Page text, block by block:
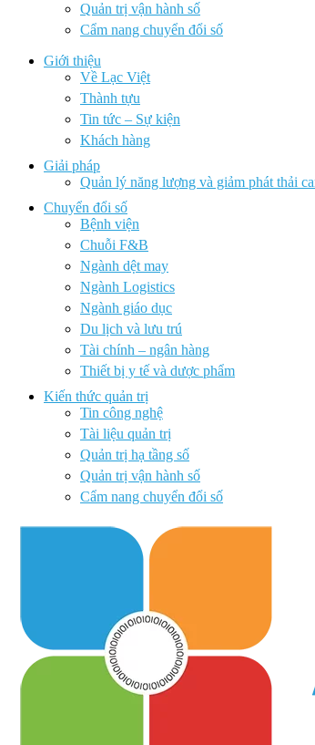
Quản trị vận hành số
Cẩm nang chuyển đổi số
Giới thiệu
Về Lạc Việt
Thành tựu
Tin tức – Sự kiện
Khách hàng
Giải pháp
Quản lý năng lượng và giảm phát thải
Chuyển đổi số
Bệnh viện
Chuỗi F&B
Ngành dệt may
Ngành Logistics
Ngành giáo dục
Du lịch và lưu trú
Tài chính – ngân hàng
Thiết bị y tế và dược phẩm
Kiến thức quản trị
Tin công nghệ
Tài liệu quản trị
Quản trị hạ tầng số
Quản trị vận hành số
Cẩm nang chuyển đổi số